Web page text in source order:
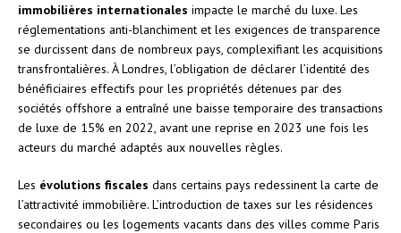
immobilières internationales impacte le marché du luxe. Les
réglementations anti-blanchiment et les exigences de transparence
se durcissent dans de nombreux pays, complexifiant les acquisitions
transfrontalières. À Londres, l’obligation de déclarer l’identité des
bénéficiaires effectifs pour les propriétés détenues par des
sociétés offshore a entraîné une baisse temporaire des transactions
de luxe de 15% en 2022, avant une reprise en 2023 une fois les
acteurs du marché adaptés aux nouvelles règles.
Les évolutions fiscales dans certains pays redessinent la carte de
l’attractivité immobilière. L’introduction de taxes sur les résidences
secondaires ou les logements vacants dans des villes comme Paris